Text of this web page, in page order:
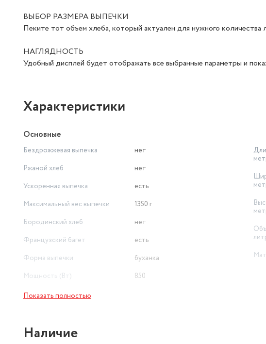
ВЫБОР РАЗМЕРА ВЫПЕЧКИ
Пеките тот объем хлеба, который актуален для нужного количества
НАГЛЯДНОСТЬ
Удобный дисплей будет отображать все выбранные параметры и
Характеристики
Основные
Бездрожжевая выпечка
нет
Ржаной хлеб
нет
Ускоренная выпечка
есть
Максимальный вес выпечки
1350 г
Бородинский хлеб
нет
Французский багет
есть
Форма выпечки
буханка
Мощность (Вт)
850
Безглютеновая выпечка
Вес товара в упаковке, (кг)
Показать полностью
Наличие